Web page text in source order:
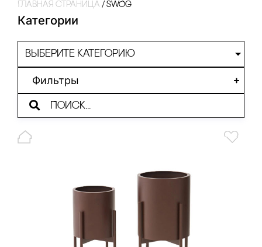
Главная страница / SWOG
Категории
Выберите категорию
Фильтры